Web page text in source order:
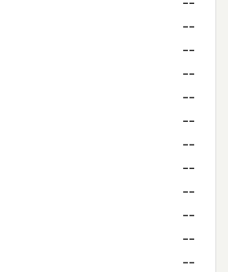
--
--
--
--
--
--
--
--
--
--
--